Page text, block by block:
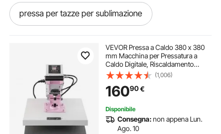
pressa per tazze per sublimazione
pressa t-shirt e tazze presse per tazze
pressa magliette tazze
Pressa a caldo 6 in 1 pressa a caldo 5 in 1
VEVOR Pressa a Caldo 380 x 380
mm Macchina per Pressatura a
Caldo Digitale, Riscaldamento
Rapido Uniforme, Cotone Isolante a
2 Strati, Macchina per
Trasferimento Termico per
Magliette/Cuscini, Rosa
(1,006)
16090€
Disponibile
Consegna:non appena Lun.
Ago. 10